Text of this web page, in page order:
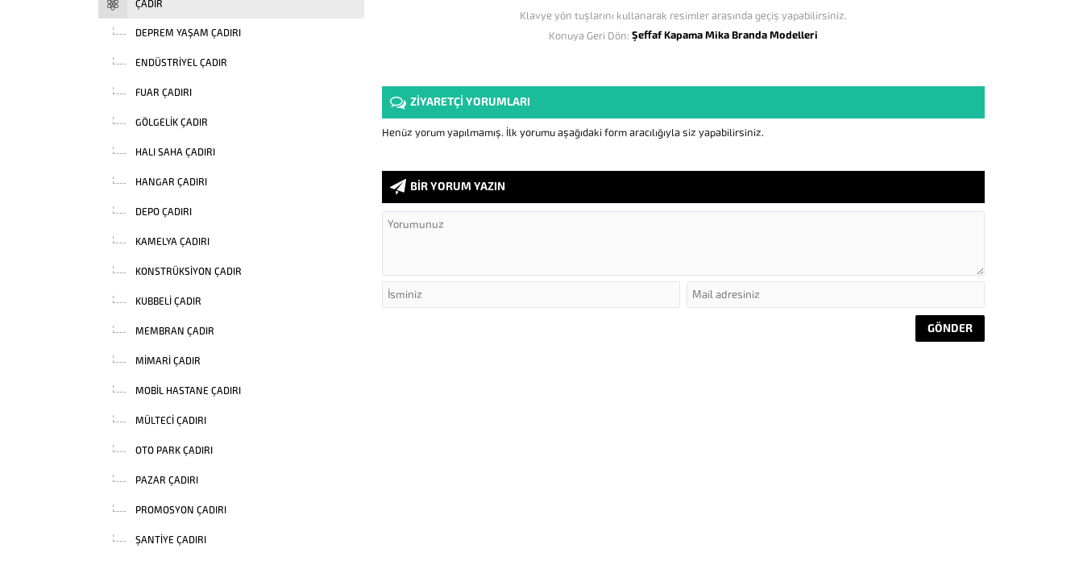
Klavye yön tuşlarını kullanarak resimler arasında geçiş yapabilirsiniz.
Konuya Geri Dön: Şeffaf Kapama Mika Branda Modelleri
ZİYARETÇİ YORUMLARI
Henüz yorum yapılmamış. İlk yorumu aşağıdaki form aracılığıyla siz yapabilirsiniz.
BİR YORUM YAZIN
ÇADIR
DEPREM YAŞAM ÇADIRI
ENDÜSTRIYEL ÇADIR
FUAR ÇADIRI
GÖLGELIK ÇADIR
HALI SAHA ÇADIRI
HANGAR ÇADIRI
DEPO ÇADIRI
KAMELYA ÇADIRI
KONSTRÜKSIYON ÇADIR
KUBBELI ÇADIR
MEMBRAN ÇADIR
MIMARI ÇADIR
MOBIL HASTANE ÇADIRI
MÜLTECI ÇADIRI
OTO PARK ÇADIRI
PAZAR ÇADIRI
PROMOSYON ÇADIRI
ŞANTIYE ÇADIRI